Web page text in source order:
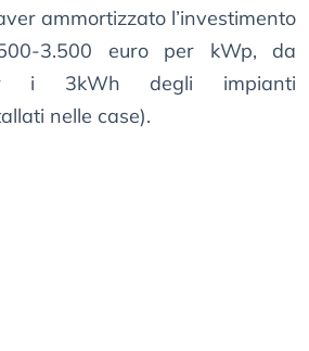
ammortizzato l’investimento
3.500 euro per kWp, da
i 3kWh degli impianti
nelle case).